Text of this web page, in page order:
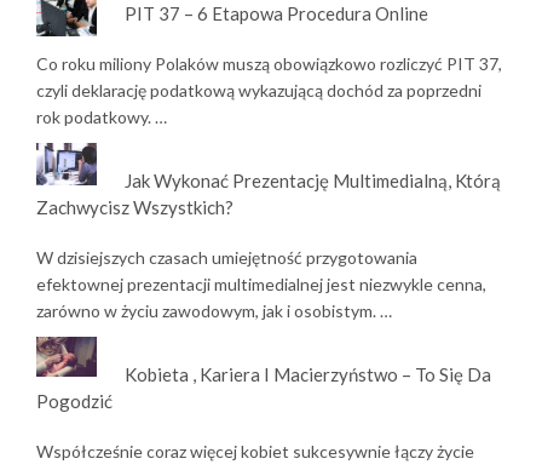
PIT 37 – 6 Etapowa Procedura Online
Co roku miliony Polaków muszą obowiązkowo rozliczyć PIT 37,
czyli deklarację podatkową wykazującą dochód za poprzedni
rok podatkowy. …
Jak Wykonać Prezentację Multimedialną, Którą
Zachwycisz Wszystkich?
W dzisiejszych czasach umiejętność przygotowania
efektownej prezentacji multimedialnej jest niezwykle cenna,
zarówno w życiu zawodowym, jak i osobistym. …
Kobieta , Kariera I Macierzyństwo – To Się Da
Pogodzić
Współcześnie coraz więcej kobiet sukcesywnie łączy życie